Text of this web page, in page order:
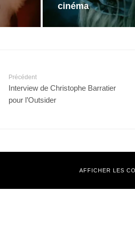
cinéma
Précédent
Interview de Christophe Barratier
pour l’Outsider
AFFICHER LES